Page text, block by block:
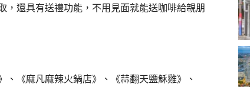
，還具有送禮功能，不用見面就能送咖啡給親朋
、《麻凡麻辣火鍋店》、《蒜翻天鹽穌雞》、